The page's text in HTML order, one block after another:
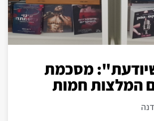
מסכמת
המלצות חמות